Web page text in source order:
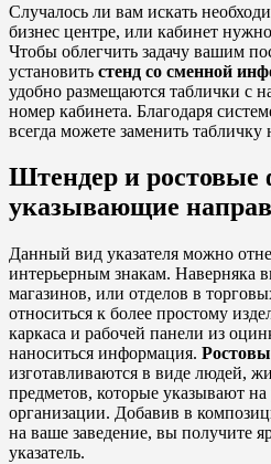
Случалось ли вам искать
бизнес центре, или кабинет
Чтобы облегчить задачу вашим
установить стенд со сменной
удобно размещаются таблички с
номер кабинета. Благодаря
всегда можете заменить табличку
Штендер и ростовые
указывающие
Данный вид указателя можно
интерьерным знакам. Наверняка
магазинов, или отделов в
относиться к более простому
каркаса и рабочей панели из
наноситься информация.
изготавливаются в виде людей,
предметов, которые указывают на
организации. Добавив в
на ваше заведение, вы получите
указатель.